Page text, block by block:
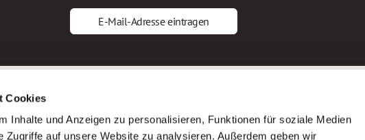
Cookies
Inhalte und Anzeigen zu personalisieren, Funktionen für soziale Medien
Zugriffe auf unsere Website zu analysieren. Außerdem geben wir
E-Mail-Adresse eintragen
Altenpfleger*in
Krankenpfleger*in
AWO Gliederungen nach Bundesland
Stellenangebote nach Bundesländern